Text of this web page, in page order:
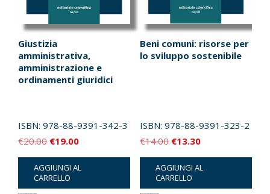
Giustizia
amministrativa,
amministrazione e
ordinamenti giuridici
ISBN: 978-88-9391-342-3
€20.00 Il
prezzo
originale
era:
€19.00Il
prezzo
attuale
è:
AGGIUNGI AL
CARRELLO
Beni comuni: risorse per
lo sviluppo sostenibile
ISBN: 978-88-9391-323-2
€14.00 Il
prezzo
originale
era:
€13.30Il
prezzo
attuale
è:
AGGIUNGI AL
CARRELLO